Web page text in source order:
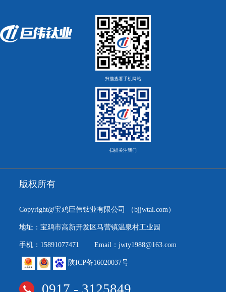
扫描查看手机网站
扫描关注我们
版权所有
Copyright@宝鸡巨伟钛业有限公司 （bjjwtai.com）
地址：宝鸡市高新开发区马营镇温泉村工业园
手机：15891077471 Email：jwty1988@163.com
陕ICP备16020037号
0917 - 3125849